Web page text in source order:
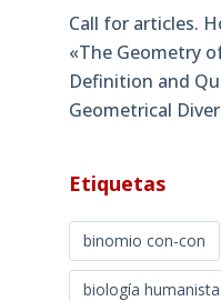
Call for articles.
«The Geometry
Definition and
Geometrical
Etiquetas
binomio con-con
biología humanista